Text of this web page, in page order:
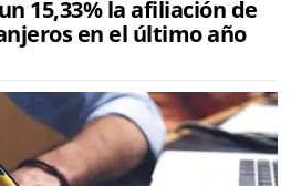
15,33% la afiliación de
en el último año